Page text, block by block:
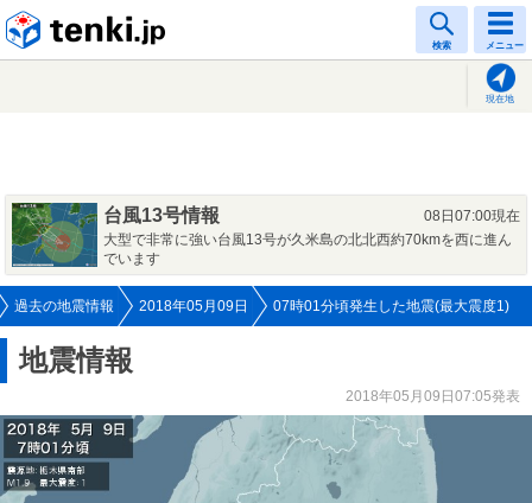
検索 メニュー
現在地
台風13号情報
08日07:00現在
大型で非常に強い台風13号が久米島の北北西約70kmを西に進ん
でいます
過去の地震情報 2018年05月09日 07時01分頃発生した地震(最大震度1)
地震情報
2018年05月09日07:05発表